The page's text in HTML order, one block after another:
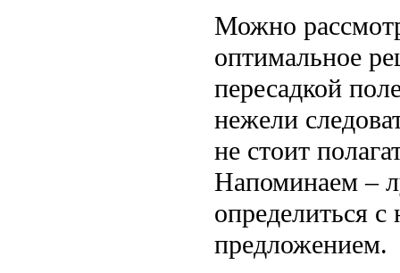
Можно
оптимальное
пересадкой
нежели
не стоит
Напоминаем –
определиться
предложением.